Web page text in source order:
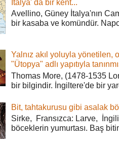
İtalya' da bir kent...
Avellino, Güney İtalya'nın
bir kasaba ve komündür.
Yalnız akıl yoluyla yönetilen,
"Ütopya" adlı yapıtıyla
Thomas More, (1478-1535
bir bilgindir. İngiltere'de bir
Bit, tahtakurusu gibi asalak
Sirke, Fransızca: Larve,
böceklerin yumurtası. Baş